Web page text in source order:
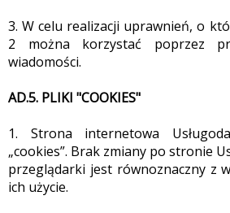
3. W celu realizacji uprawnień, o
2 można korzystać poprzez
wiadomości.
AD.5. PLIKI "COOKIES"
1. Strona internetowa
„cookies”. Brak zmiany po stronie
przeglądarki jest równoznaczny z
ich użycie.